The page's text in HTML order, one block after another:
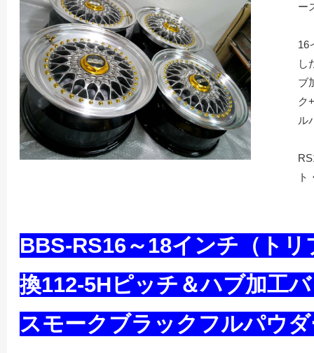
ー
16
し
ブ
ク
ル
ト
BBS-RS16～18インチ（ト
換112-5Hピッチ＆ハブ加工
スモークブラックフルパウ